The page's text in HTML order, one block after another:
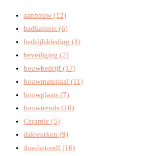
aanbouw (12)
badkamers (6)
bedrijfskleding (4)
beveiliging (2)
bouwbedrijf (17)
bouwmateriaal (11)
bouwplaats (7)
bouwtrends (10)
Ceramic (5)
dakwerken (9)
doe-het-zelf (16)